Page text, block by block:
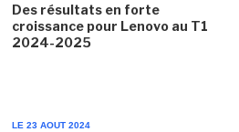
Des résultats en forte
croissance pour Lenovo au T1
2024-2025
LE 23 AOUT 2024